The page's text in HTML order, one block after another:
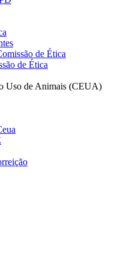
de Ética
de Ética
Uso de Animais (CEUA)